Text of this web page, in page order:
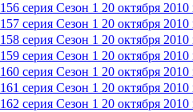
156 серия Сезон 1 20 октября 2010
157 серия Сезон 1 20 октября 2010
158 серия Сезон 1 20 октября 2010
159 серия Сезон 1 20 октября 2010
160 серия Сезон 1 20 октября 2010
161 серия Сезон 1 20 октября 2010
162 серия Сезон 1 20 октября 2010